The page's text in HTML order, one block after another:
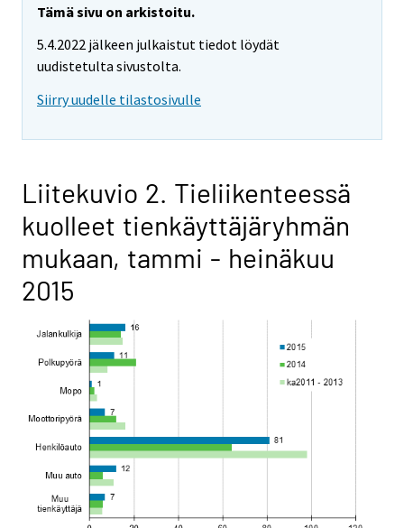
Tämä sivu on arkistoitu.
5.4.2022 jälkeen julkaistut tiedot löydät
uudistetulta sivustolta.
Siirry uudelle tilastosivulle
Liitekuvio 2. Tieliikenteessä
kuolleet tienkäyttäjäryhmän
mukaan, tammi - heinäkuu
2015